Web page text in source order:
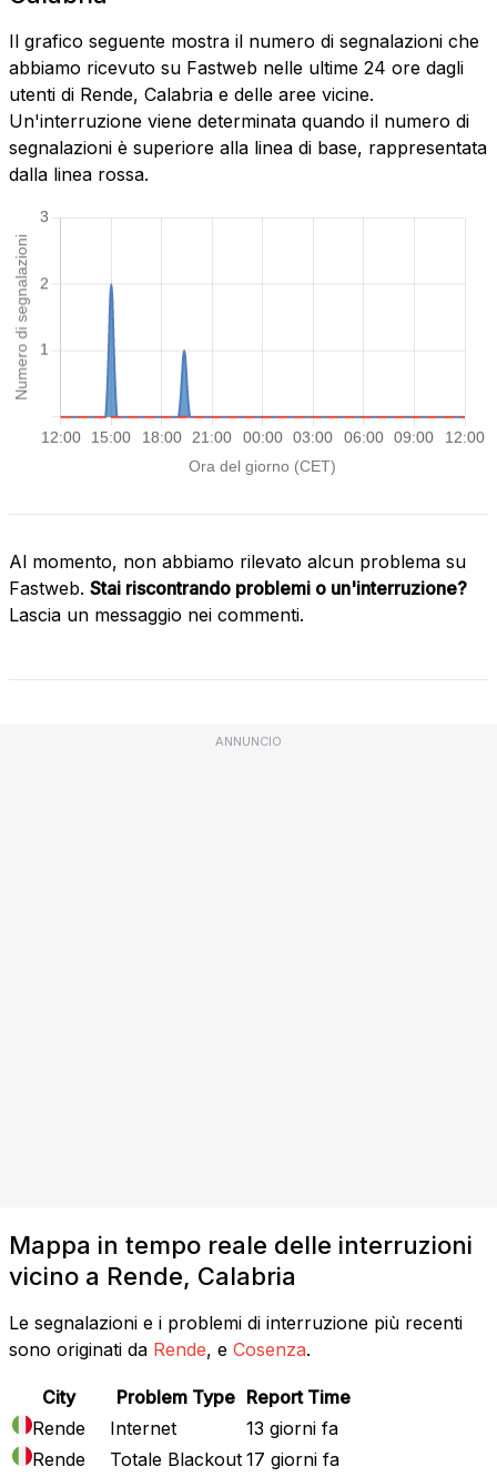
Il grafico seguente mostra il numero di segnalazioni che
abbiamo ricevuto su Fastweb nelle ultime 24 ore dagli
utenti di Rende, Calabria e delle aree vicine.
Un'interruzione viene determinata quando il numero di
segnalazioni è superiore alla linea di base, rappresentata
dalla linea rossa.
Al momento, non abbiamo rilevato alcun problema su
Fastweb. Stai riscontrando problemi o un'interruzione?
Lascia un messaggio nei commenti.
ANNUNCIO
Mappa in tempo reale delle interruzioni
vicino a Rende, Calabria
Le segnalazioni e i problemi di interruzione più recenti
sono originati da Rende, e Cosenza.
City Problem Type Report Time
Rende
Internet
13 giorni fa
Rende
Totale Blackout 17 giorni fa